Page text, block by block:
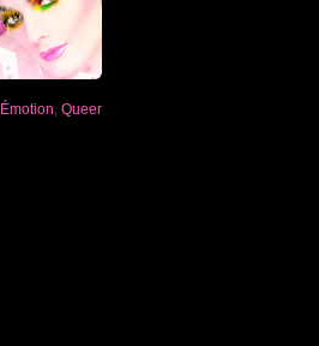
Émotion Queer